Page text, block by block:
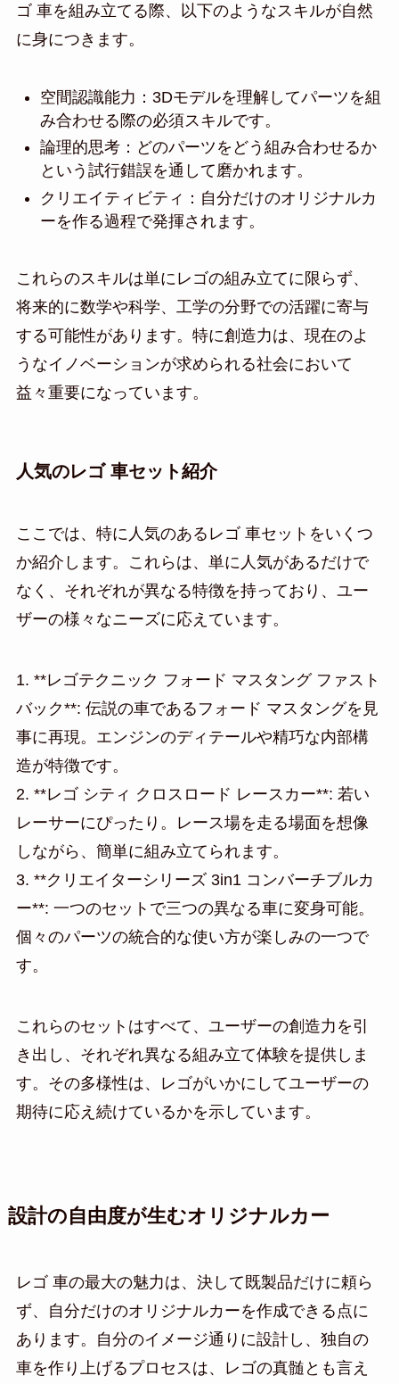
ゴ 車を組み立てる際、以下のようなスキルが自然
に身につきます。
空間認識能力：3Dモデルを理解してパーツを組
み合わせる際の必須スキルです。
論理的思考：どのパーツをどう組み合わせるか
という試行錯誤を通して磨かれます。
クリエイティビティ：自分だけのオリジナルカ
ーを作る過程で発揮されます。
これらのスキルは単にレゴの組み立てに限らず、
将来的に数学や科学、工学の分野での活躍に寄与
する可能性があります。特に創造力は、現在のよ
うなイノベーションが求められる社会において
益々重要になっています。
人気のレゴ 車セット紹介
ここでは、特に人気のあるレゴ 車セットをいくつ
か紹介します。これらは、単に人気があるだけで
なく、それぞれが異なる特徴を持っており、ユー
ザーの様々なニーズに応えています。
1. **レゴテクニック フォード マスタング ファスト
バック**: 伝説の車であるフォード マスタングを見
事に再現。エンジンのディテールや精巧な内部構
造が特徴です。
2. **レゴ シティ クロスロード レースカー**: 若い
レーサーにぴったり。レース場を走る場面を想像
しながら、簡単に組み立てられます。
3. **クリエイターシリーズ 3in1 コンバーチブルカ
ー**: 一つのセットで三つの異なる車に変身可能。
個々のパーツの統合的な使い方が楽しみの一つで
す。
これらのセットはすべて、ユーザーの創造力を引
き出し、それぞれ異なる組み立て体験を提供しま
す。その多様性は、レゴがいかにしてユーザーの
期待に応え続けているかを示しています。
設計の自由度が生むオリジナルカー
レゴ 車の最大の魅力は、決して既製品だけに頼ら
ず、自分だけのオリジナルカーを作成できる点に
あります。自分のイメージ通りに設計し、独自の
車を作り上げるプロセスは、レゴの真髄とも言え